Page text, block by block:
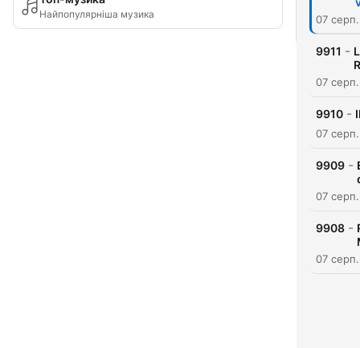
Найпопулярніша музика 07
9911 -
07
9910 -
07
9909 -
07
9908 -
07